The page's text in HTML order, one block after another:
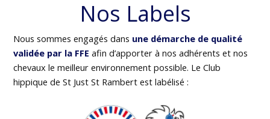
Nos Labels
Nous sommes engagés dans une démarche de qualité
validée par la FFE afin d’apporter à nos adhérents et nos
chevaux le meilleur environnement possible. Le Club
hippique de St Just St Rambert est labélisé :